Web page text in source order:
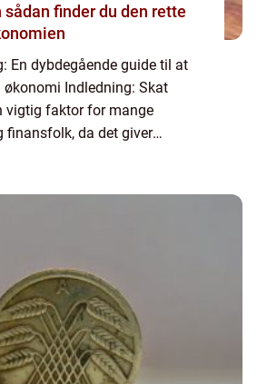
En dybdegående guide til at
økonomi Indledning: Skat
vigtig faktor for mange
finansfolk, da det giver